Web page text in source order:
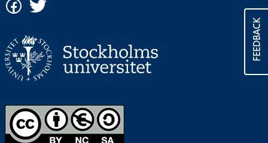
FEEDBACK